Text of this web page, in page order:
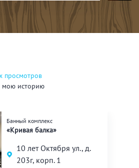
просмотров
мою историю
Банный комплекс
«Кривая балка»
10 лет Октября ул., д.
203г, корп. 1